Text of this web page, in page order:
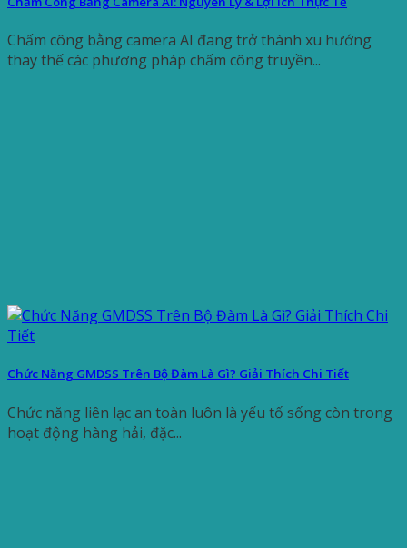
Chấm công bằng camera AI đang trở thành xu hướng
thay thế các phương pháp chấm công truyền...
Chức Năng GMDSS Trên Bộ Đàm Là Gì? Giải Thích Chi Tiết
Chức năng liên lạc an toàn luôn là yếu tố sống còn trong
hoạt động hàng hải, đặc...